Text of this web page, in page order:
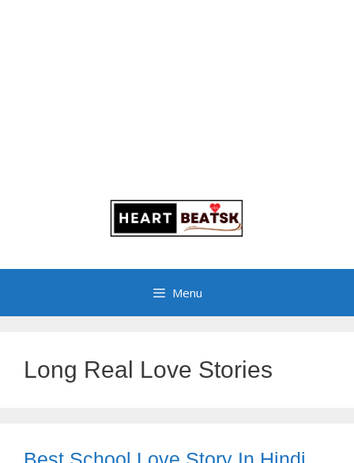
Menu
Long Real Love Stories